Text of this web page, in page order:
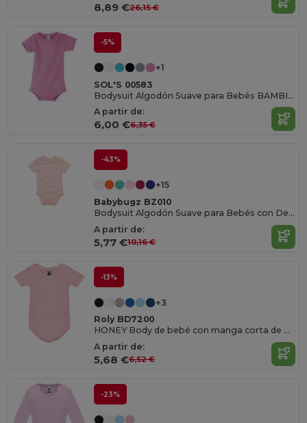
8,89 €26,15 €
-5%
+1
SOL'S 00583
Bodysuit Algodón Suave para Bebés BAMBINO
A partir de:
6,00 €6,35 €
-43%
+15
Babybugz BZ010
Bodysuit Algodón Suave para Bebés con Detalles
A partir de:
5,77 €10,16 €
-13%
+3
Roly BD7200
HONEY Body de bebé con manga corta de punto liso
A partir de:
5,68 €6,52 €
-23%